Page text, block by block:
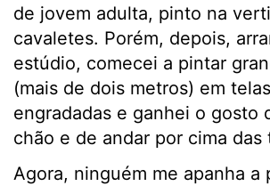
de jovem adulta, pinto na
cavaletes. Porém, depois,
estúdio, comecei a pintar
(mais de dois metros) em
engradadas e ganhei o gosto
chão e de andar por cima das
Agora, ninguém me apanha a